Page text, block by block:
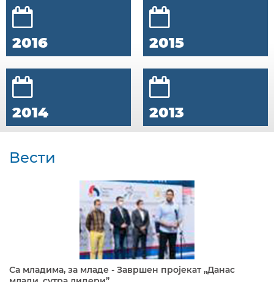
2016 2015
2014 2013
Вести
Са младима, за младе - Завршен пројекат „Данас